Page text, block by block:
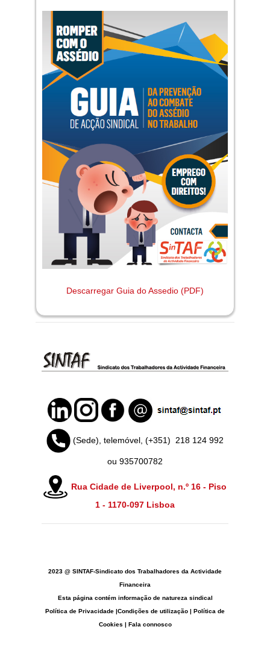
Descarregar Guia do Assedio (PDF)
(Sede), telemóvel, (+351) 218 124 992
ou 935700782
Rua Cidade de Liverpool, n.º 16 - Piso
1 - 1170-097 Lisboa
2023 @ SINTAF-Sindicato dos Trabalhadores da Actividade
Financeira
Esta página contém informação de natureza sindical
Política de Privacidade Condições de utilização
Política de
Cookies
Fala connosco